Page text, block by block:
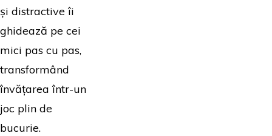
și distractive îi
ghidează pe cei
mici pas cu pas,
transformând
învățarea într-un
joc plin de
bucurie.